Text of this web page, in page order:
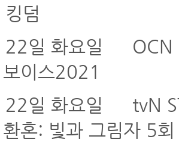
덤
일 화요일
보이스2021
일 화요일
tvN
환혼: 빛과 그림자 5